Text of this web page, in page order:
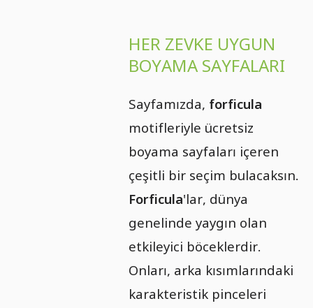
HER ZEVKE UYGUN
BOYAMA SAYFALARI
Sayfamızda, forficula
motifleriyle ücretsiz
boyama sayfaları içeren
çeşitli bir seçim bulacaksın.
Forficula'lar, dünya
genelinde yaygın olan
etkileyici böceklerdir.
Onları, arka kısımlarındaki
karakteristik pinceleri